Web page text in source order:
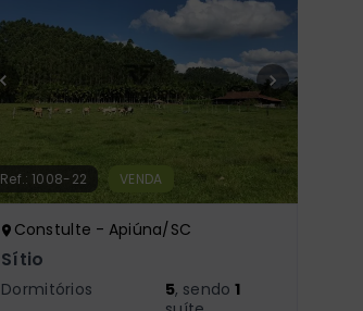
Ref.: 1008-22 VENDA
Constulte - Apiúna/SC
Sítio
Dormitórios 5, sendo1